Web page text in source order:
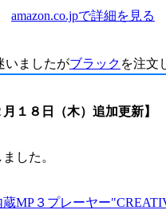
amazon.co.jpで詳細を見る
いましたがブラック を注文
月１８日（木）追加更新】
した。
蔵MP３プレーヤー